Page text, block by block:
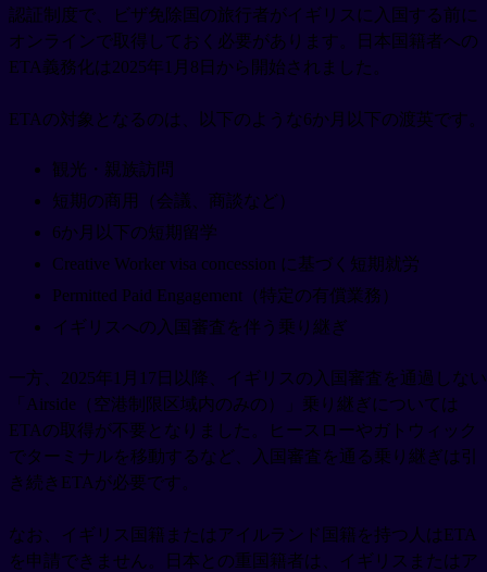
認証制度で、ビザ免除国の旅行者がイギリスに入国する前に
オンラインで取得しておく必要があります。日本国籍者への
ETA義務化は2025年1月8日から開始されました。
ETAの対象となるのは、以下のような6か月以下の渡英です。
観光・親族訪問
短期の商用（会議、商談など）
6か月以下の短期留学
Creative Worker visa concession に基づく短期就労
Permitted Paid Engagement（特定の有償業務）
イギリスへの入国審査を伴う乗り継ぎ
一方、2025年1月17日以降、イギリスの入国審査を通過しない
「Airside（空港制限区域内のみの）」乗り継ぎについては
ETAの取得が不要となりました。ヒースローやガトウィック
でターミナルを移動するなど、入国審査を通る乗り継ぎは引
き続きETAが必要です。
なお、イギリス国籍またはアイルランド国籍を持つ人はETA
を申請できません。日本との重国籍者は、イギリスまたはア